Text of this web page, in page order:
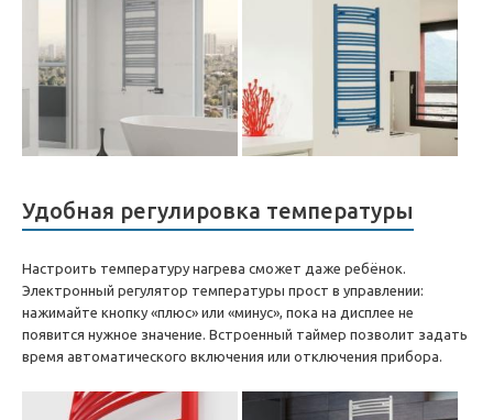
Удобная регулировка температуры
Настроить температуру нагрева сможет даже ребёнок.
Электронный регулятор температуры прост в управлении:
нажимайте кнопку «плюс» или «минус», пока на дисплее не
появится нужное значение. Встроенный таймер позволит задать
время автоматического включения или отключения прибора.